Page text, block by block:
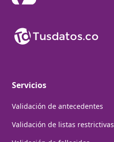
Servicios
Validación de antecedentes
Validación de listas restrictivas